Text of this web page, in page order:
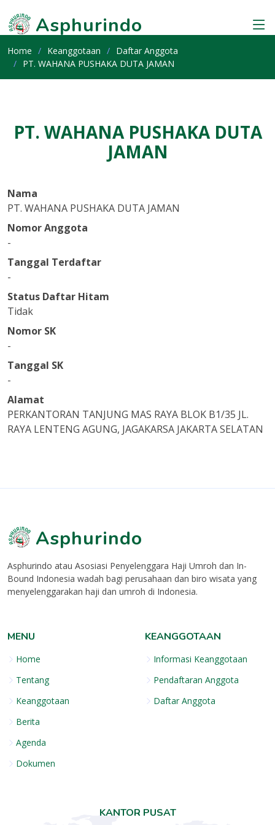
Asphurindo
Home Keanggotaan
Daftar Anggota
PT. WAHANA PUSHAKA DUTA JAMAN
PT. WAHANA PUSHAKA DUTA
JAMAN
Nama
PT. WAHANA PUSHAKA DUTA JAMAN
Nomor Anggota
-
Tanggal Terdaftar
-
Status Daftar Hitam
Tidak
Nomor SK
-
Tanggal SK
-
Alamat
PERKANTORAN TANJUNG MAS RAYA BLOK B1/35 JL.
RAYA LENTENG AGUNG, JAGAKARSA JAKARTA SELATAN
Asphurindo
Asphurindo atau Asosiasi Penyelenggara Haji Umroh dan In-
Bound Indonesia wadah bagi perusahaan dan biro wisata yang
menyelenggarakan haji dan umroh di Indonesia.
MENU
Home
Tentang
Keanggotaan
Berita
Agenda
Dokumen
KEANGGOTAAN
Informasi Keanggotaan
Pendaftaran Anggota
Daftar Anggota
KANTOR PUSAT